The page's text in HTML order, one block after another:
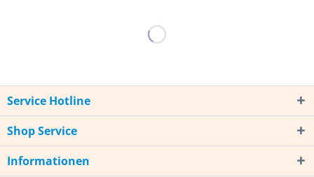
Service Hotline
Shop Service
Informationen